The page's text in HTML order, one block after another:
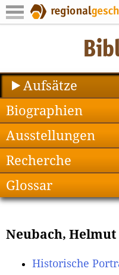
Aufsätze
Biographien
Ausstellungen
Recherche
Glossar
Neubach, Helmut
Historische